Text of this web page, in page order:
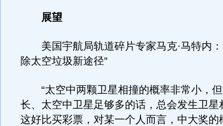
展望
美国宇航局轨道碎片专家马克·马特内：
除太空垃圾新途径”
“太空中两颗卫星相撞的概率非常小，但
长、太空中卫星足够多的话，总会发生卫星
这好比买彩票，对某一个人而言，中大奖的